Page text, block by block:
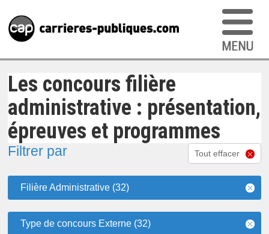
Les concours filière
administrative : présentation,
épreuves et programmes
Filtrer par Tout effacer
Filière Administrative (32)
Type de concours Externe (32)